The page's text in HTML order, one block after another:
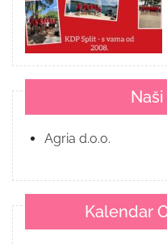
Agria d.o.o.
Kalendar